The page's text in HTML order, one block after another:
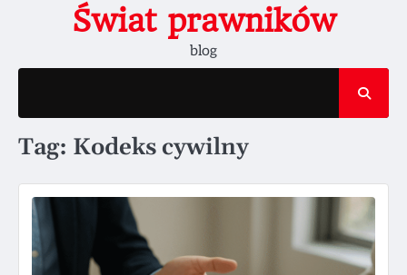
Świat prawników
blog
Tag: Kodeks cywilny